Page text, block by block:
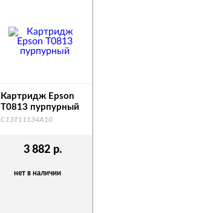
3 882 р.
нет в наличии
Картридж Epson
T0813 пурпурный
C13T11134A10